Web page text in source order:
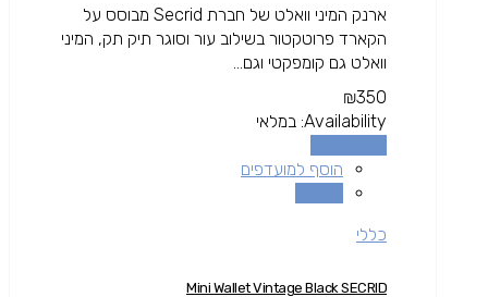
ארנק המיני וואלט של חברת Secrid מבוסס על
הקארד פרוטקטור בשילוב עור וסוגר תיק תק, המיני
וואלט גם קומפקטי וגם...
₪350
Availability: במלאי
הוסף למועדפים
כללי
Mini Wallet Vintage Black SECRID